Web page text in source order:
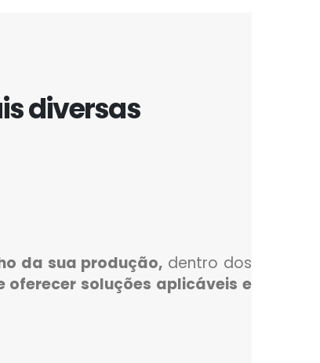
diversas
da sua produção, dentro dos
soluções aplicáveis e